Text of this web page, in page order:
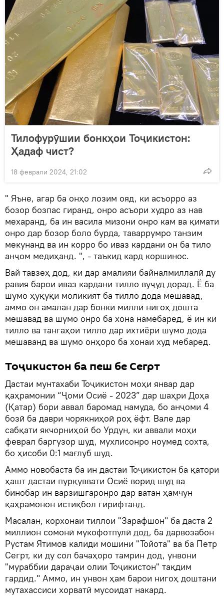
Тилофурӯшии бонкҳои Тоҷикистон:
Ҳадаф чист?
18 феврали 2024, 21:02
" Яъне, агар ба онҳо лозим ояд, ки асъорро аз
бозор бозпас гиранд, онро асъори худро аз нав
мехаранд, ба ин васила мизони онро кам ва қимати
онро дар бозор боло бурда, таваррумро танзим
мекунанд ва ин корро бо иваз кардани он ба тило
анҷом медиҳанд. ", - таъкид кард коршинос.
Вай тавзеҳ дод, ки дар амалияи байналмиллалӣ ду
равия барои иваз кардани тилло вуҷуд дорад. Ё ба
шумо ҳуқуқи моликият ба тилло дода мешавад,
аммо он амалан дар бонки миллӣ нигоҳ дошта
мешавад ва шумо онро ба хона намебаред, ё ин ки
тилло ва тангаҳои тилло дар ихтиёри шумо дода
мешаванд ва шумо онҳоро ба хонаи худ мебаред.
Тоҷикистон ба пеш бе Сегрт
Дастаи мунтахаби Тоҷикистон моҳи январ дар
қаҳрамонии “Ҷоми Осиё - 2023” дар шаҳри Доҳа
(Қатар) бори аввал баромад намуда, бо анҷоми 4
бозӣ ба даври чорякниҳоӣ роҳ ёфт. Вале дар
сабқати якчорниҳоӣ бо Урдун, ки аввали моҳи
феврал баргузор шуд, мухлисонро ноумед сохта,
бо ҳисоби 0:1 мағлуб шуд.
Аммо новобаста ба ин дастаи Тоҷикистон ба қатори
ҳашт дастаи пурқуввати Осиё ворид шуд ва
бинобар ин варзишгаронро дар ватан ҳамчун
қаҳрамонон истиқбол гирифтанд.
Масалан, корхонаи тиллои "Зарафшон" ба даста 2
миллион сомонӣ мукофотпулӣ дод, ба дарвозабон
Рустам Ятимов калиди мошини "Тойота" ва ба Петр
Сегрт, ки ду сол бачаҳоро тамрин дод, унвони
"мураббии дараҷаи олии Тоҷикистон" тақдим
гардид." Аммо, ин унвон ҳам барои нигоҳ доштани
мутахассиси хорватӣ мусоидат накард.